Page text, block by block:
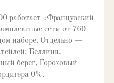
работает «Французский
сеты от 760
наборе. Отдельно —
Беллини,
берег, Гороховый
0%.